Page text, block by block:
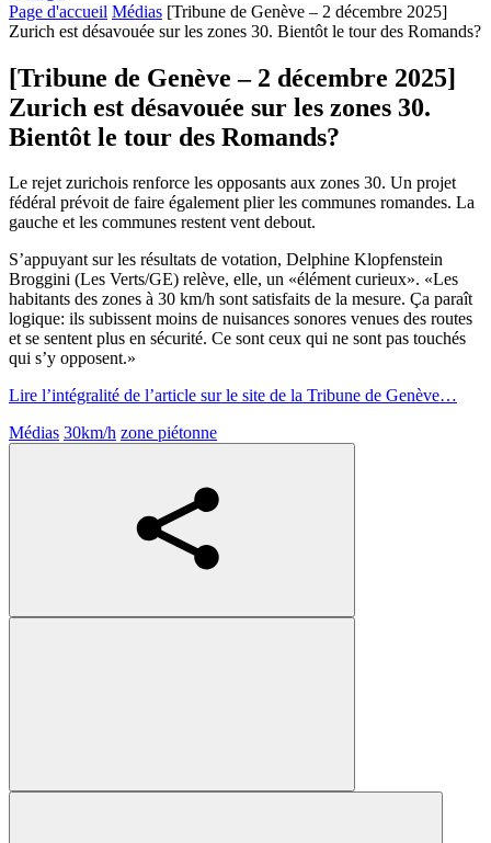
Page d'accueil Médias [Tribune de Genève – 2 décembre 2025]
Zurich est désavouée sur les zones 30. Bientôt le tour des Romands?
[Tribune de Genève – 2 décembre 2025]
Zurich est désavouée sur les zones 30.
Bientôt le tour des Romands?
Le rejet zurichois renforce les opposants aux zones 30. Un projet
fédéral prévoit de faire également plier les communes romandes. La
gauche et les communes restent vent debout.
S’appuyant sur les résultats de votation, Delphine Klopfenstein
Broggini (Les Verts/GE) relève, elle, un «élément curieux». «Les
habitants des zones à 30 km/h sont satisfaits de la mesure. Ça paraît
logique: ils subissent moins de nuisances sonores venues des routes
et se sentent plus en sécurité. Ce sont ceux qui ne sont pas touchés
qui s’y opposent.»
Lire l’intégralité de l’article sur le site de la Tribune de Genève…
Médias 30km/h zone piétonne